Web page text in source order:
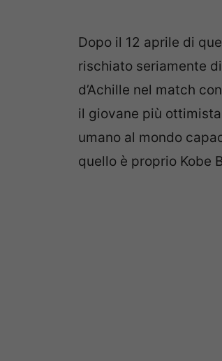
Dopo il 12 aprile di
rischiato seriamente
d’Achille nel match
il giovane più
umano al mondo
quello è proprio Kobe